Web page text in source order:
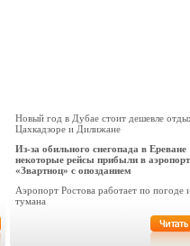
Новый год в Дубае стоит дешевле
Цахкадзоре и Дилижане
Из-за обильного снегопада в Ереване
некоторые рейсы прибыли в аэропорт
«Звартноц» с опозданием
Аэропорт Ростова работает по погоде
тумана